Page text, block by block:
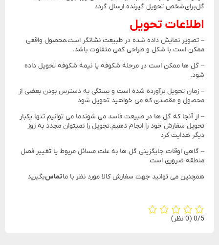
گل برای شخص تحویل گیرنده ارسال گردد
اطلاعات تحویل
– تصویر نمایش داده شده در طبیعت نشانگر است،محصول واقعی
ممکن است با شکل و طراحی کمی متفاوت باشد.
– گل ها ممکن است در مرحله شکوفه یا نیمه شکوفه تحویل داده
شود.
– زمان تحویل برآورده شده است و بستگی به دسترس بودن بعضی از
محصول و مقصدی که می خواهید تحویل شود
– از آنجا که گل ها در طبیعت فاسد می شوندما می توانیم تنها یکبار
تحویل سفارش خود را انجام دهیم.تجویل را نمیتوان مجدد به روز
دیگر هدایت کرد
– گاهی اوقات جایگزینی گل ها به علت مسائل مربوط یا تغییر فصل
منطقه ضروری است
همچنین می توانید جهت سفارش کالا مورد نظر با ماتماسبگیرید
‫0/5 ‫(0 نظر)